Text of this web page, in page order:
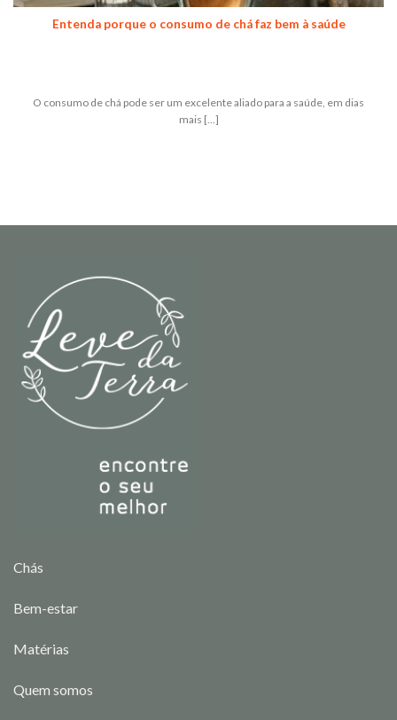
Entenda porque o consumo de chá faz bem à saúde
O consumo de chá pode ser um excelente aliado para a saúde, em dias
mais [...]
Chás
Bem-estar
Matérias
Quem somos